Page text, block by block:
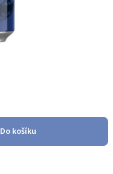
Do košíku